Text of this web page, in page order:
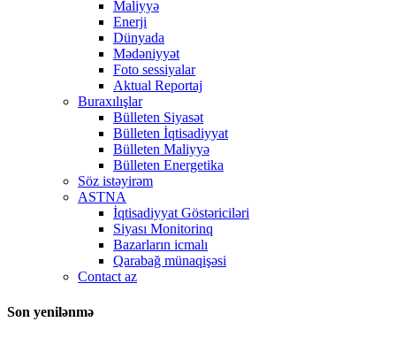
Maliyyə
Enerji
Dünyada
Mədəniyyət
Foto sessiyalar
Aktual Reportaj
Buraxılışlar
Bülleten Siyasət
Bülleten İqtisadiyyat
Bülleten Maliyyə
Bülleten Energetika
Söz istəyirəm
ASTNA
İqtisadiyyat Göstəriciləri
Siyası Monitorinq
Bazarların icmalı
Qarabağ münaqişəsi
Contact az
Son yenilənmə